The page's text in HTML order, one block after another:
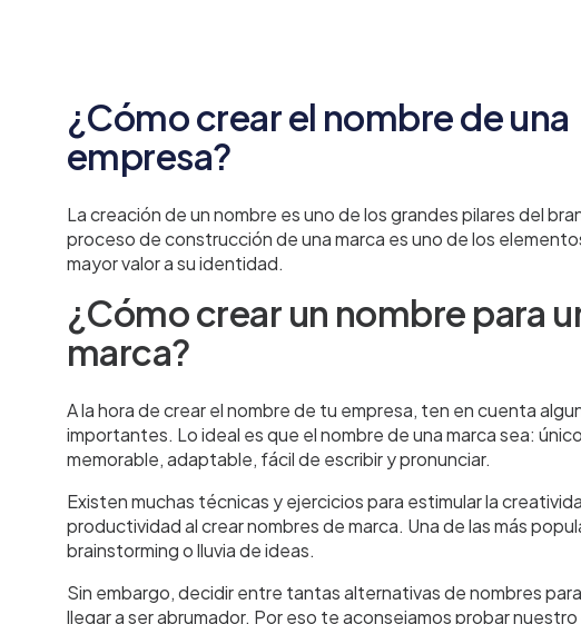
¿Cómo crear el nombre de una
empresa?
La creación de un nombre es uno de los grandes pilares del
proceso de construcción de una marca es uno de los
mayor valor a su identidad.
¿Cómo crear un nombre para
marca?
A la hora de crear el nombre de tu empresa, ten en cuenta
importantes. Lo ideal es que el nombre de una marca sea:
memorable, adaptable, fácil de escribir y pronunciar.
Existen muchas técnicas y ejercicios para estimular la
productividad al crear nombres de marca. Una de las más
brainstorming o lluvia de ideas.
Sin embargo, decidir entre tantas alternativas de nombres
llegar a ser abrumador. Por eso te aconsejamos probar